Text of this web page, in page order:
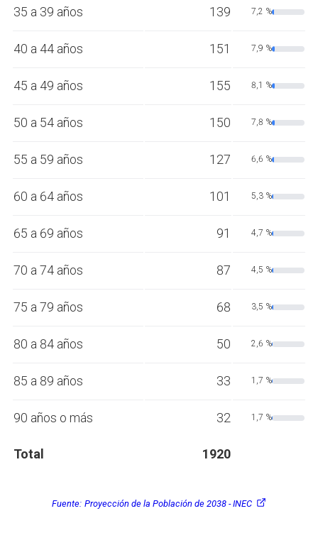
35 a 39 años 139 7,2 %
40 a 44 años 151 7,9 %
45 a 49 años 155 8,1 %
50 a 54 años 150 7,8 %
55 a 59 años 127 6,6 %
60 a 64 años 101 5,3 %
65 a 69 años 91 4,7 %
70 a 74 años 87 4,5 %
75 a 79 años 68 3,5 %
80 a 84 años 50 2,6 %
85 a 89 años 33 1,7 %
90 años o más 32 1,7 %
Total 1920
Fuente: Proyección de la Población de 2038 - INEC